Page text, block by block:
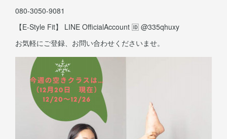
080-3050-9081
【E-Style Fit】 LINE OfficialAccount 🆔 @335qhuxy
お気軽にご登録、お問い合わせくださいませ。